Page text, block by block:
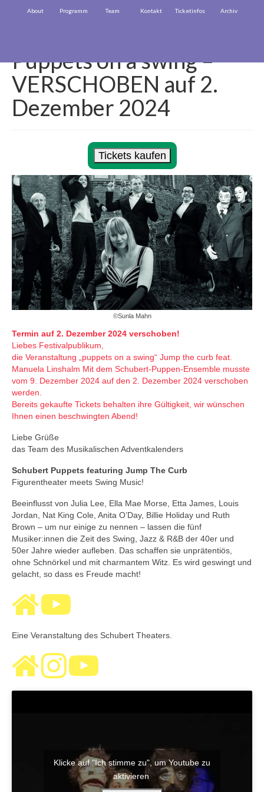
About Programm Team Kontakt Ticketinfos Archiv
Puppets on a swing –
VERSCHOBEN auf 2.
Dezember 2024
Tickets kaufen
©Sunla Mahn
Termin auf 2. Dezember 2024 verschoben!
Liebes Festivalpublikum,
die Veranstaltung „puppets on a swing“ Jump the curb feat.
Manuela Linshalm Mit dem Schubert-Puppen-Ensemble musste
vom 9. Dezember 2024 auf den 2. Dezember 2024 verschoben
werden.
Bereits gekaufte Tickets behalten ihre Gültigkeit, wir wünschen
Ihnen einen beschwingten Abend!
Liebe Grüße
das Team des Musikalischen Adventkalenders
Schubert Puppets featuring Jump The Curb
Figurentheater meets Swing Music!
Beeinflusst von Julia Lee, Ella Mae Morse, Etta James, Louis
Jordan, Nat King Cole, Anita O’Day, Billie Holiday und Ruth
Brown – um nur einige zu nennen – lassen die fünf
Musiker:innen die Zeit des Swing, Jazz & R&B der 40er und
50er Jahre wieder aufleben. Das schaffen sie unprätentiös,
ohne Schnörkel und mit charmantem Witz. Es wird geswingt und
gelacht, so dass es Freude macht!
Eine Veranstaltung des Schubert Theaters.
Klicke auf "Ich stimme zu", um Youtube zu
aktivieren